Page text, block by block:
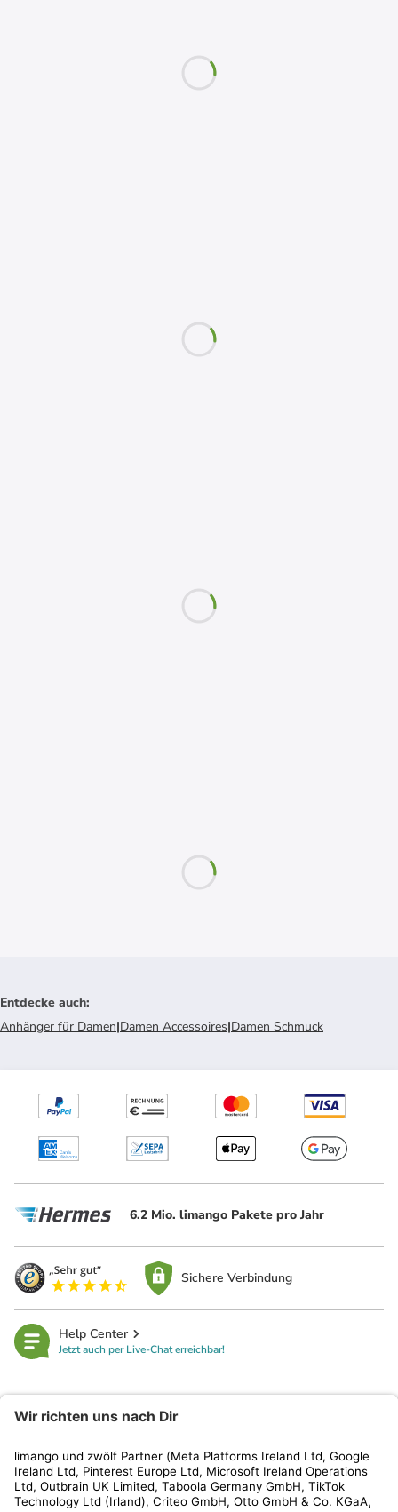
Entdecke auch:
Anhänger für Damen|Damen Accessoires|Damen Schmuck
6.2 Mio. limango Pakete pro Jahr
Sichere Verbindung
Help Center
Jetzt auch per Live-Chat erreichbar!
Kundenservice